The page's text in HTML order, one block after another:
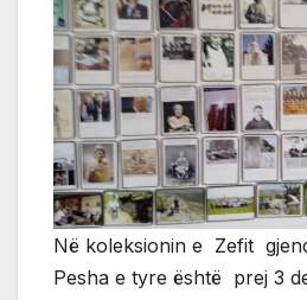
Në koleksionin e Zefit
Pesha e tyre është prej 3